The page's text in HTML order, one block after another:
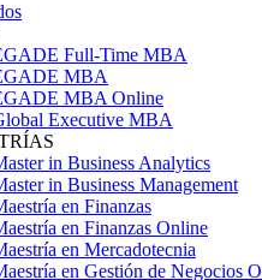
Full-Time MBA
MBA
MBA Online
Executive MBA
in Business Analytics
in Business Management
en Finanzas
en Finanzas Online
en Mercadotecnia
en Gestión de Negocios